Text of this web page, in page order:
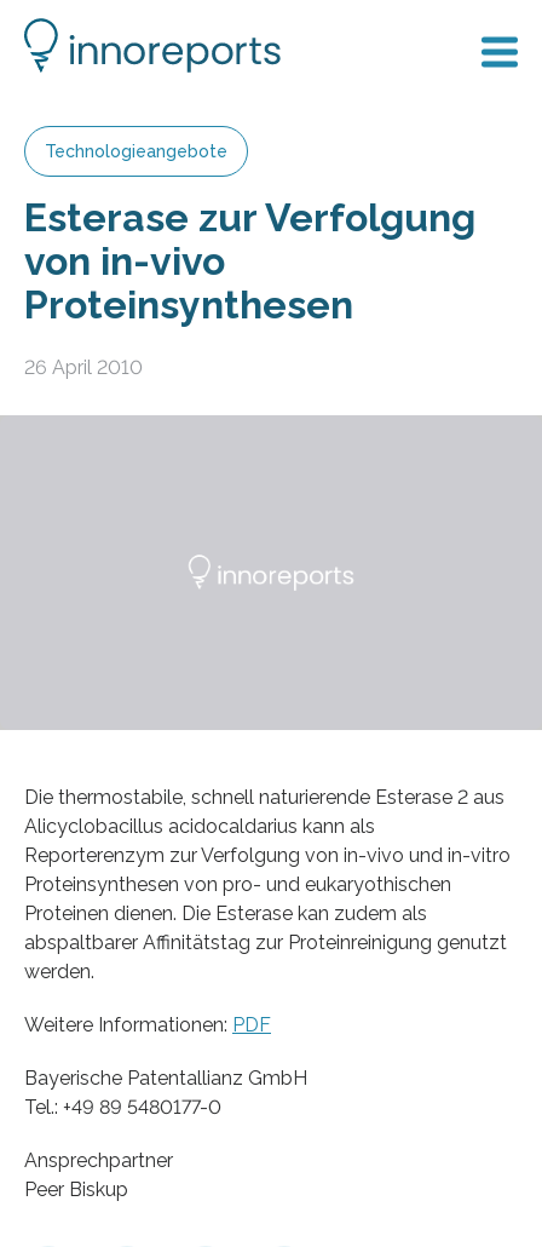
Technologieangebote
Esterase zur Verfolgung
von in-vivo
Proteinsynthesen
26 April 2010
Die thermostabile, schnell naturierende Esterase 2 aus
Alicyclobacillus acidocaldarius kann als
Reporterenzym zur Verfolgung von in-vivo und in-vitro
Proteinsynthesen von pro- und eukaryothischen
Proteinen dienen. Die Esterase kan zudem als
abspaltbarer Affinitätstag zur Proteinreinigung genutzt
werden.
Weitere Informationen: PDF
Bayerische Patentallianz GmbH
Tel.: +49 89 5480177-0
Ansprechpartner
Peer Biskup